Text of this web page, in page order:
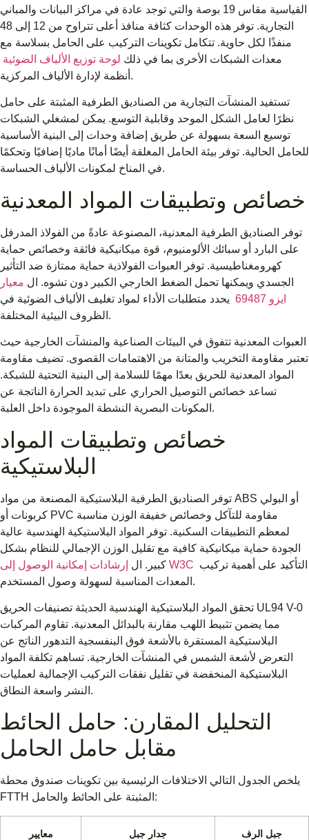
القياسية مقاس 19 بوصة والتي توجد عادة في مراكز البيانات والمباني
التجارية. توفر هذه الوحدات كثافة منافذ أعلى تتراوح من 12 إلى 48
منفذًا لكل حاوية. تتكامل تكوينات التركيب على الحامل بسلاسة مع
معدات الشبكات الأخرى بما في ذلك لوحة توزيع الألياف الضوئية
أنظمة لإدارة الألياف المركزية.
تستفيد المنشآت التجارية من الصناديق الطرفية المثبتة على حامل
نظرًا لعامل الشكل الموحد وقابلية التوسع. يمكن لمشغلي الشبكات
توسيع السعة بسهولة عن طريق إضافة وحدات إلى البنية الأساسية
للحامل الحالية. توفر بيئة الحامل المغلقة أيضًا أمانًا ماديًا إضافيًا وتحكمًا
في المناخ لمكونات الألياف الحساسة.
خصائص وتطبيقات المواد المعدنية
توفر الصناديق الطرفية المعدنية، المصنوعة عادةً من الفولاذ المدرفل
على البارد أو سبائك الألومنيوم، قوة ميكانيكية فائقة وخصائص حماية
كهرومغناطيسية. توفر العبوات الفولاذية حماية ممتازة ضد التأثير
الجسدي ويمكنها تحمل الضغط الخارجي الكبير دون تشوه. ال معيار
ايزو 69487
يحدد متطلبات الأداء لمواد تغليف الألياف الضوئية في
الظروف البيئية المختلفة.
العبوات المعدنية تتفوق في البيئات الصناعية والمنشآت الخارجية حيث
تعتبر مقاومة التخريب والمتانة من الاهتمامات القصوى. تضيف مقاومة
المواد المعدنية للحريق بعدًا مهمًا للسلامة إلى البنية التحتية للشبكة.
تساعد خصائص التوصيل الحراري على تبديد الحرارة الناتجة عن
المكونات البصرية النشطة الموجودة داخل العلبة.
خصائص وتطبيقات المواد
البلاستيكية
توفر الصناديق الطرفية البلاستيكية المصنعة من مواد ABS أو البولي
كربونات أو PVC مقاومة للتآكل وخصائص خفيفة الوزن مناسبة
لمعظم التطبيقات السكنية. توفر المواد البلاستيكية الهندسية عالية
الجودة حماية ميكانيكية كافية مع تقليل الوزن الإجمالي للنظام بشكل
كبير. ال إرشادات إمكانية الوصول إلى W3C
المعدات المناسبة لسهولة وصول المستخدم.
تحقق المواد البلاستيكية الهندسية الحديثة تصنيفات الحريق UL94 V-0
مما يضمن تثبيط اللهب مقارنة بالبدائل المعدنية. تقاوم المركبات
البلاستيكية المستقرة بالأشعة فوق البنفسجية التدهور الناتج عن
التعرض لأشعة الشمس في المنشآت الخارجية. تساهم تكلفة المواد
البلاستيكية المنخفضة في تقليل نفقات التركيب الإجمالية لعمليات
النشر واسعة النطاق.
التحليل المقارن: حامل الحائط
مقابل حامل الحامل
يلخص الجدول التالي الاختلافات الرئيسية بين تكوينات صندوق محطة
FTTH المثبتة على الحائط والحامل:
معايير جدار جبل جبل الرف